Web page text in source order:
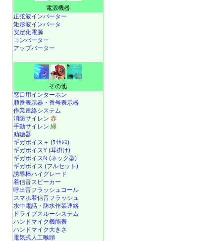
電源機器
正弦波インバーター
矩形波インバータ
安定化電源
コンバーター
アップバーター
その他
窓口用インターホン
順番表示器・番号表示器
作業連絡システム
消防サイレン 赤
手動サイレン 緑
助聴器
ギガボイス＋ (ﾜｲﾔﾚｽ)
ギガボイスY (耳掛け)
ギガボイスN (ネック型)
ギガボイス (フルセット)
誘導棒ハイグレード
着信音スピーカー
呼出音フラッシュコール
スマホ着信音フラッシュ
水中電話 ・ 防水作業連絡
ドライブスルーシステム
ハンドマイク機能表
ハンドマイク大きさ
電気式人工喉頭